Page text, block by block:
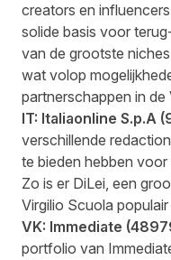
creators en
solide basis voor
van de grootste
wat volop
partnerschappen in de
IT: Italiaonline S.p.A (
verschillende
te bieden hebben
Zo is er DiLei, een
Virgilio Scuola
VK: Immediate (
portfolio van